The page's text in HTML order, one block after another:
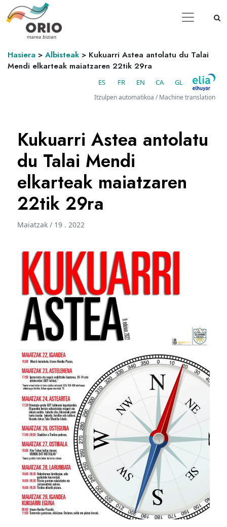
Hasiera > Albisteak > Kukuarri Astea antolatu du Talai
Mendi elkarteak maiatzaren 22tik 29ra
ES FR EN CA GL
Itzulpen automatikoa / Machine translation
Kukuarri Astea antolatu
du Talai Mendi
elkarteak maiatzaren
22tik 29ra
Maiatzak / 19 . 2022